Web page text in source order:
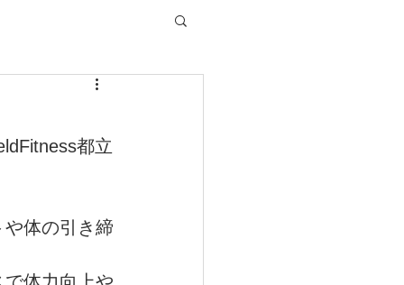
ーニング（training）
都立
体の引き締